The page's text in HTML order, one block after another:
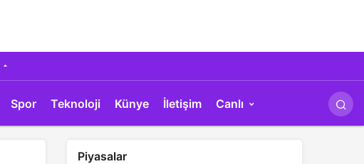
Spor Teknoloji Künye İletişim Canlı
Piyasalar